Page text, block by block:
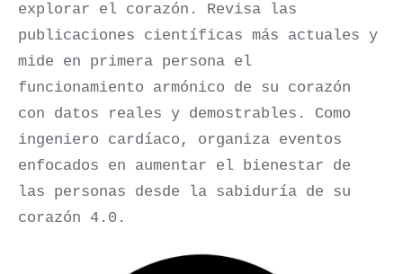
explorar el corazón. Revisa las
publicaciones científicas más actuales y
mide en primera persona el
funcionamiento armónico de su corazón
con datos reales y demostrables. Como
ingeniero cardíaco, organiza eventos
enfocados en aumentar el bienestar de
las personas desde la sabiduría de su
corazón 4.0.